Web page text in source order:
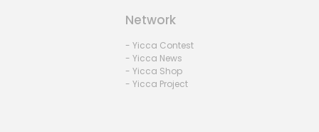
Network
- Yicca Contest
- Yicca News
- Yicca Shop
- Yicca Project